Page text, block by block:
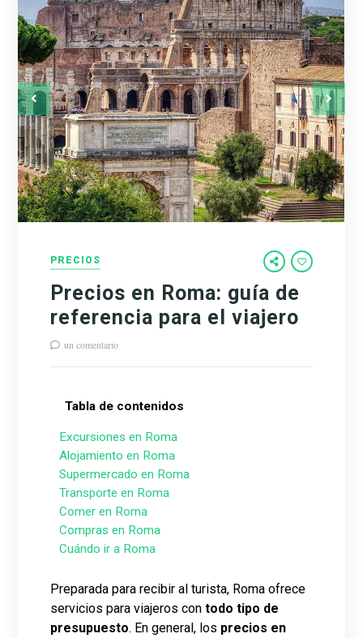
PRECIOS
Precios en Roma: guía de
referencia para el viajero
un comentario
Tabla de contenidos
Excursiones en Roma
Alojamiento en Roma
Supermercado en Roma
Transporte en Roma
Comer en Roma
Compras en Roma
Cuándo ir a Roma
Preparada para recibir al turista, Roma ofrece
servicios para viajeros contodo tipo de
presupuesto. En general, los precios en